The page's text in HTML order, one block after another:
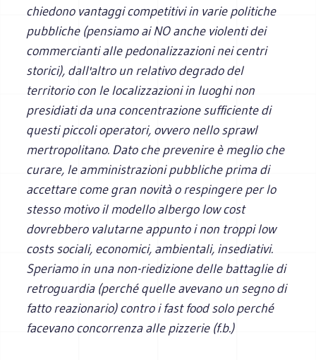
chiedono vantaggi competitivi in varie politiche
pubbliche (pensiamo ai NO anche violenti dei
commercianti alle pedonalizzazioni nei centri
storici), dall'altro un relativo degrado del
territorio con le localizzazioni in luoghi non
presidiati da una concentrazione sufficiente di
questi piccoli operatori, ovvero nello sprawl
mertropolitano. Dato che prevenire è meglio che
curare, le amministrazioni pubbliche prima di
accettare come gran novità o respingere per lo
stesso motivo il modello albergo low cost
dovrebbero valutarne appunto i non troppi low
costs sociali, economici, ambientali, insediativi.
Speriamo in una non-riedizione delle battaglie di
retroguardia (perché quelle avevano un segno di
fatto reazionario) contro i fast food solo perché
facevano concorrenza alle pizzerie (f.b.)